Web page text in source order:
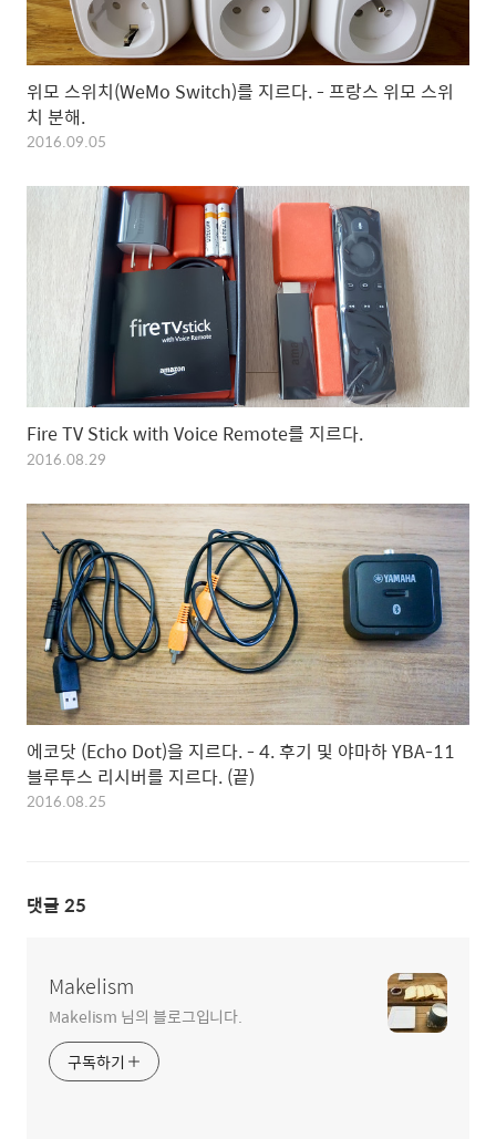
위모 스위치(WeMo Switch)를 지르다. - 프랑스 위모 스위
치 분해.
2016.09.05
Fire TV Stick with Voice Remote를 지르다.
2016.08.29
에코닷 (Echo Dot)을 지르다. - 4. 후기 및 야마하 YBA-11
블루투스 리시버를 지르다. (끝)
2016.08.25
댓글 25
Makelism
Makelism 님의 블로그입니다.
구독하기